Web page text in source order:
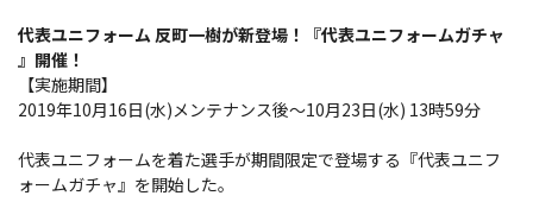
代表ユニフォーム 反町一樹が新登場！『代表ユニフォームガチャ
』開催！
【実施期間】
2019年10月16日(水)メンテナンス後～10月23日(水) 13時59分
代表ユニフォームを着た選手が期間限定で登場する『代表ユニフ
ォームガチャ』を開始した。